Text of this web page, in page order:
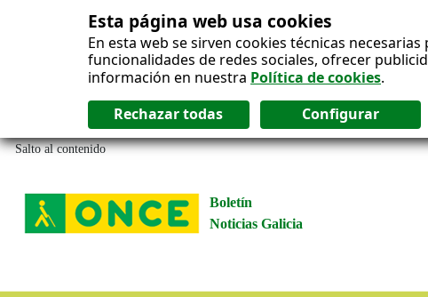
Esta página web usa cookies
En esta web se sirven cookies técnicas
funcionalidades de redes sociales, ofrecer
información en nuestra Política de cookies.
Salto al contenido
Boletín
Noticias Galicia